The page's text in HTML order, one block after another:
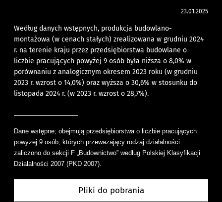
23.01.2025
Według danych wstępnych, produkcja budowlano-
montażowa (w cenach stałych) zrealizowana w grudniu 2024
r. na terenie kraju przez przedsiębiorstwa budowlane o
liczbie pracujących powyżej 9 osób była niższa o 8,0% w
porównaniu z analogicznym okresem 2023 roku (w grudniu
2023 r. wzrost o 14,0%) oraz wyższa o 30,6% w stosunku do
listopada 2024 r. (w 2023 r. wzrost o 28,7%).
Dane wstępne; obejmują przedsiębiorstwa o liczbie pracujących
powyżej 9 osób, których przeważający rodzaj działalności
zaliczono do sekcji F „Budownictwo” według Polskiej Klasyfikacji
Działalności 2007 (PKD 2007).
Pliki do pobrania